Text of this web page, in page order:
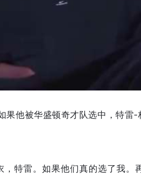
果他被华盛顿奇才队选中，特雷
特雷。如果他们真的选了我。